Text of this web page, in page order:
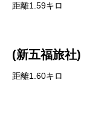
距離1.59キロ
(新五福旅社)
距離1.60キロ